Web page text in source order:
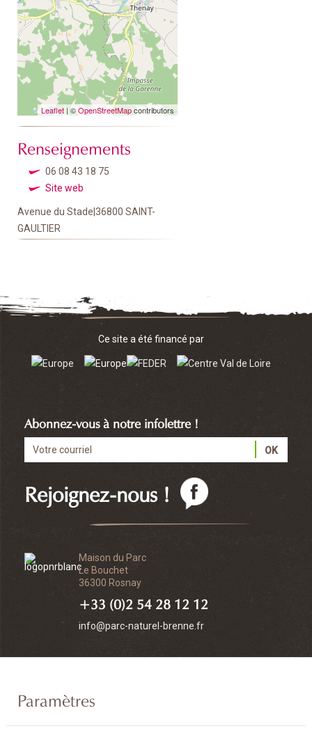
Leaflet | ©OpenStreetMapcontributors
Renseignements
06 08 43 18 75
Site web
Avenue du Stade|36800 SAINT-
GAULTIER
Maison du Parc
Le Bouchet
36300 Rosnay
+33 (0)2 54 28 12 12
info@parc-naturel-brenne.fr
Rejoignez-nous !
Abonnez-vous à notre infolettre !
Ce site a été financé par
Paramètres